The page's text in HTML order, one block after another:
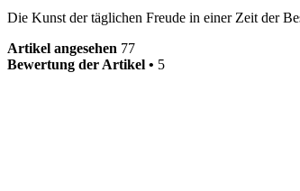
Die Kunst der täglichen Freude in einer Zeit der
Artikel angesehen 77
Bewertung der Artikel • 5